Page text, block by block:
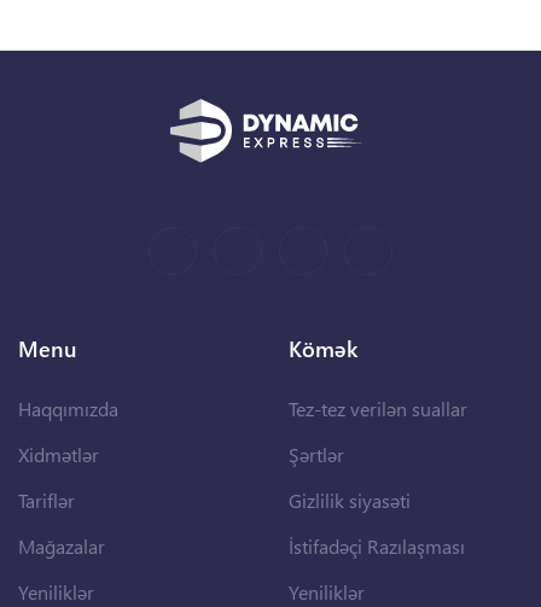
Menu
Haqqımızda
Xidmətlər
Tariflər
Mağazalar
Yeniliklər
Kömək
Tez-tez verilən suallar
Şərtlər
Gizlilik siyasəti
İstifadəçi Razılaşması
Yeniliklər